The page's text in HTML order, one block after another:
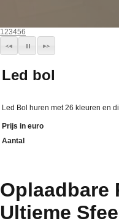
123456
Led bol
Led Bol huren met 26 kleuren en
Prijs in euro
Aantal
Oplaadbare
Ultieme